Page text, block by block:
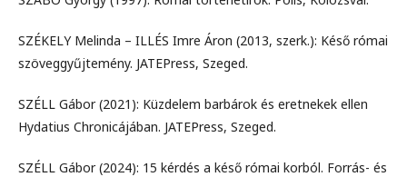
SZÉKELY Melinda – ILLÉS Imre Áron (2013, szerk.): Késő római
szöveggyűjtemény. JATEPress, Szeged.
SZÉLL Gábor (2021): Küzdelem barbárok és eretnekek ellen
Hydatius Chronicájában. JATEPress, Szeged.
SZÉLL Gábor (2024): 15 kérdés a késő római korból. Forrás- és